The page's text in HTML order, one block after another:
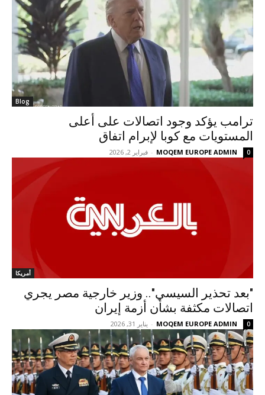
Blog
ترامب يؤكد وجود اتصالات على أعلى
المستويات مع كوبا لإبرام اتفاق
MOQEM EUROPE ADMIN
- فبراير 2, 2026 0
أمريكا
"بعد تحذير السيسي".. وزير خارجية مصر يجري
اتصالات مكثفة بشأن أزمة إيران
MOQEM EUROPE ADMIN
- يناير 31, 2026 0